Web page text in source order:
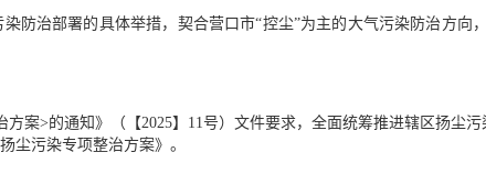
防治部署的具体举措，契合营口市“控尘”为主的大气污染防治方向
案>的通知》（【2025】11号）文件要求，全面统筹推进辖区扬尘
尘污染专项整治方案》。